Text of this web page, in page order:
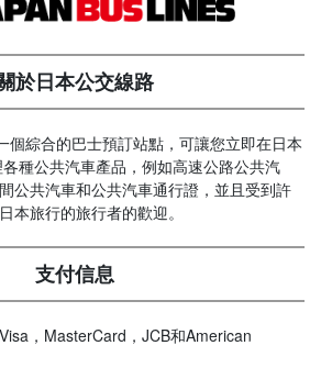
於日本公交線路
個綜合的巴士預訂站點，可讓您立即在日本
種公共汽車產品，例如高速公路公共汽
公共汽車和公共汽車通行證，並且受到許
本旅行的旅行者的歡迎。
支付信息
，MasterCard，JCB和American